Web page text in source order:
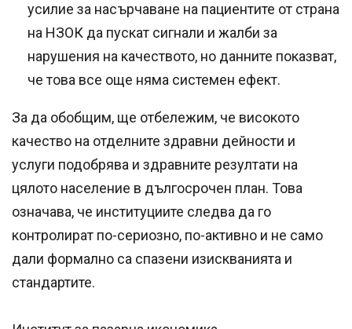
усилие за насърчаване на пациентите от страна
на НЗОК да пускат сигнали и жалби за
нарушения на качеството, но данните показват,
че това все още няма системен ефект.
За да обобщим, ще отбележим, че високото
качество на отделните здравни дейности и
услуги подобрява и здравните резултати на
цялото население в дългосрочен план. Това
означава, че институциите следва да го
контролират по-сериозно, по-активно и не само
дали формално са спазени изискванията и
стандартите.